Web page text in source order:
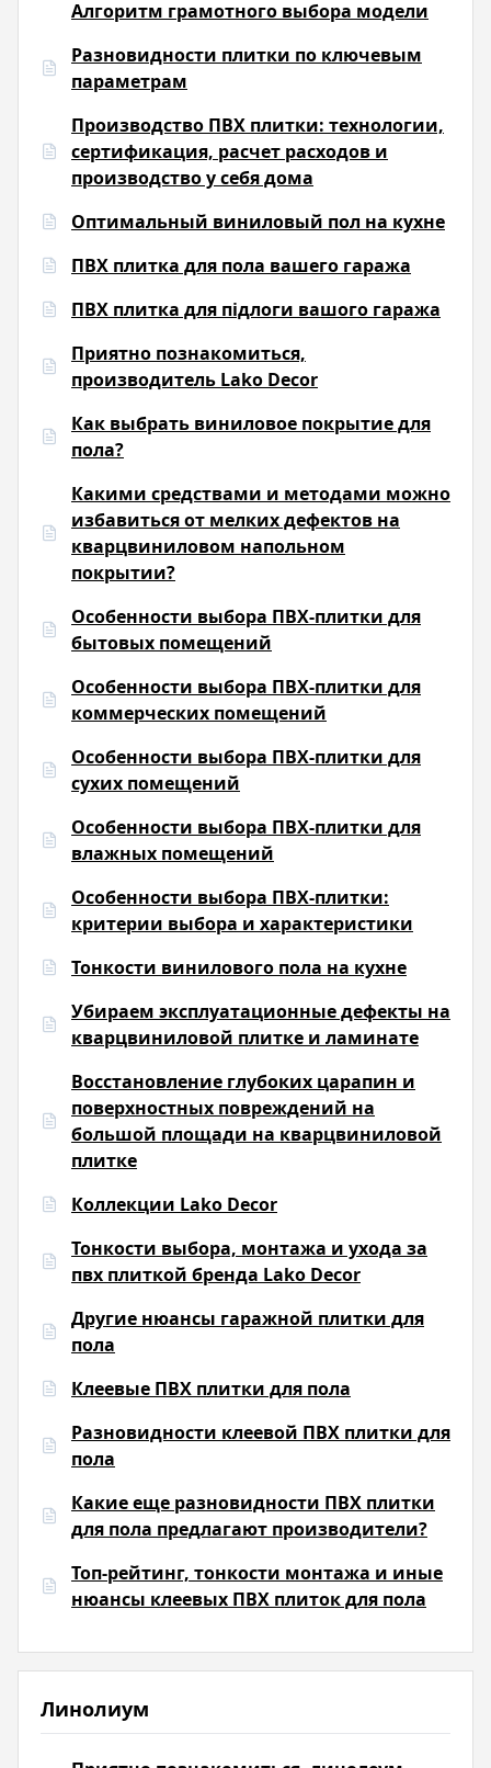
Алгоритм грамотного выбора модели
Разновидности плитки по ключевым
параметрам
Производство ПВХ плитки: технологии,
сертификация, расчет расходов и
производство у себя дома
Оптимальный виниловый пол на кухне
ПВХ плитка для пола вашего гаража
ПВХ плитка для підлоги вашого гаража
Приятно познакомиться,
производитель Lako Decor
Как выбрать виниловое покрытие для
пола?
Какими средствами и методами можно
избавиться от мелких дефектов на
кварцвиниловом напольном
покрытии?
Особенности выбора ПВХ-плитки для
бытовых помещений
Особенности выбора ПВХ-плитки для
коммерческих помещений
Особенности выбора ПВХ-плитки для
сухих помещений
Особенности выбора ПВХ-плитки для
влажных помещений
Особенности выбора ПВХ-плитки:
критерии выбора и характеристики
Тонкости винилового пола на кухне
Убираем эксплуатационные дефекты на
кварцвиниловой плитке и ламинате
Восстановление глубоких царапин и
поверхностных повреждений на
большой площади на кварцвиниловой
плитке
Коллекции Lako Decor
Тонкости выбора, монтажа и ухода за
пвх плиткой бренда Lako Decor
Другие нюансы гаражной плитки для
пола
Клеевые ПВХ плитки для пола
Разновидности клеевой ПВХ плитки для
пола
Какие еще разновидности ПВХ плитки
для пола предлагают производители?
Топ-рейтинг, тонкости монтажа и иные
нюансы клеевых ПВХ плиток для пола
Линолиум